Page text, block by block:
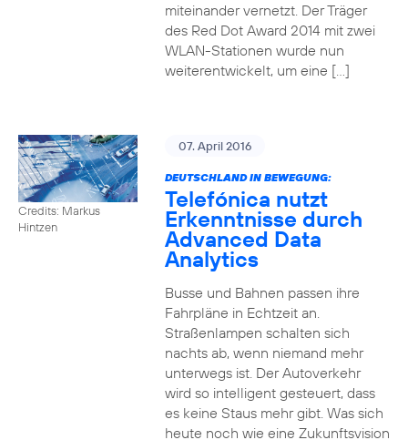
miteinander vernetzt. Der Träger
des Red Dot Award 2014 mit zwei
WLAN-Stationen wurde nun
weiterentwickelt, um eine […]
Credits: Markus
Hintzen
07. April 2016
DEUTSCHLAND IN BEWEGUNG:
Telefónica nutzt
Erkenntnisse durch
Advanced Data
Analytics
Busse und Bahnen passen ihre
Fahrpläne in Echtzeit an.
Straßenlampen schalten sich
nachts ab, wenn niemand mehr
unterwegs ist. Der Autoverkehr
wird so intelligent gesteuert, dass
es keine Staus mehr gibt. Was sich
heute noch wie eine Zukunftsvision